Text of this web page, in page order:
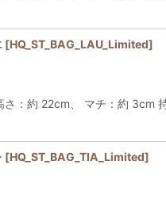
[HQ_ST_BAG_LAU_Limited]
：約 22cm、 マチ：約 3cm
[HQ_ST_BAG_TIA_Limited]